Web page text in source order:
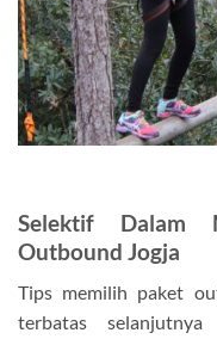
Selektif Dalam
Outbound Jogja
Tips memilih paket
terbatas